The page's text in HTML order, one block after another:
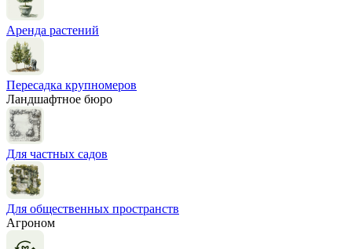
Аренда растений
Пересадка крупномеров
Ландшафтное бюро
Для частных садов
Для общественных пространств
Агроном